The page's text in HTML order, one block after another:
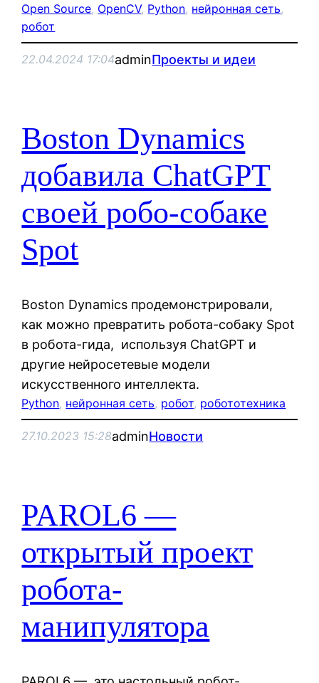
Open Source, OpenCV, Python, нейронная сеть
робот
22.04.2024 17:04adminПроекты и идеи
Boston Dynamics
добавила ChatGPT
своей робо-собаке
Spot
Boston Dynamics продемонстрировали,
как можно превратить робота-собаку Spot
в робота-гида, используя ChatGPT и
другие нейросетевые модели
искусственного интеллекта.
Python, нейронная сеть, робот, робототехника
27.10.2023 15:28adminНовости
PAROL6 —
открытый проект
робота-
манипулятора